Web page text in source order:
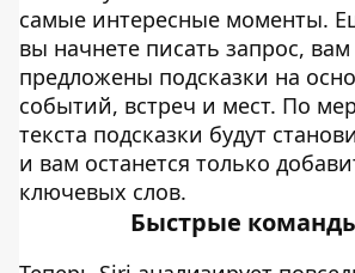
самые интересные моменты.
вы начнете писать запрос, вам
предложены подсказки на
событий, встреч и мест. По
текста подсказки будут
и вам останется только
ключевых слов.
Быстрые